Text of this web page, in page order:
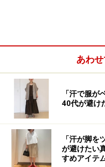
に、抗菌防臭機能が付い
あわ
「汗で服が
40代が避け
「汗が脚
が避けたい
すめアイテ